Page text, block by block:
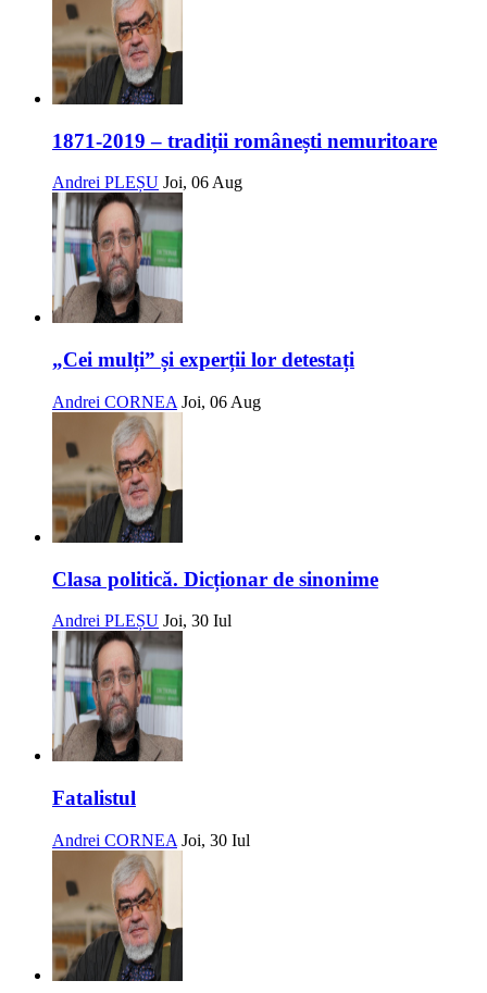
1871-2019 – tradiții românești nemuritoare
Andrei PLEȘU Joi, 06 Aug
„Cei mulți” și experții lor detestați
Andrei CORNEA Joi, 06 Aug
Clasa politică. Dicționar de sinonime
Andrei PLEȘU Joi, 30 Iul
Fatalistul
Andrei CORNEA Joi, 30 Iul